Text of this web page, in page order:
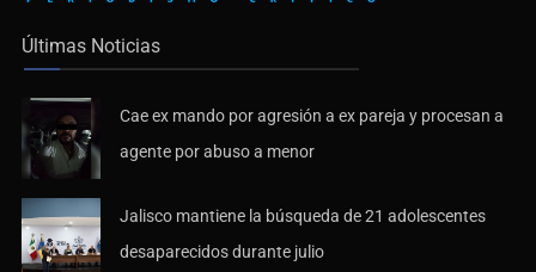
Últimas Noticias
Cae ex mando por agresión a ex pareja y procesan a
agente por abuso a menor
Jalisco mantiene la búsqueda de 21 adolescentes
desaparecidos durante julio